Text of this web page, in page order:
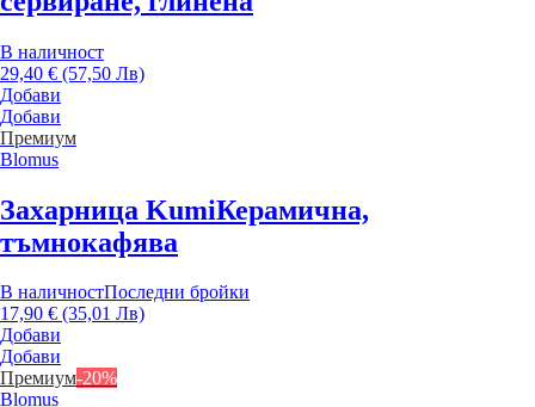
В наличност
29,40 € (57,50 Лв)
Добави
Добави
Премиум
Blomus
Захарница KumiКерамична,
тъмнокафява
В наличностПоследни бройки
17,90 € (35,01 Лв)
Добави
Добави
Премиум-20%
Blomus